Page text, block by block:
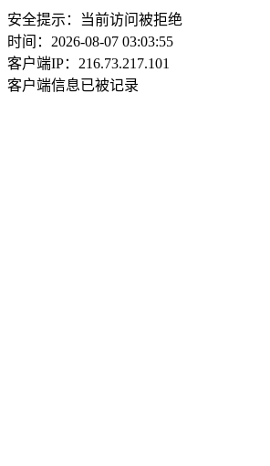
安全提示：当前访问被拒绝
时间：2026-08-07 03:03:55
客户端IP：216.73.217.101
客户端信息已被记录